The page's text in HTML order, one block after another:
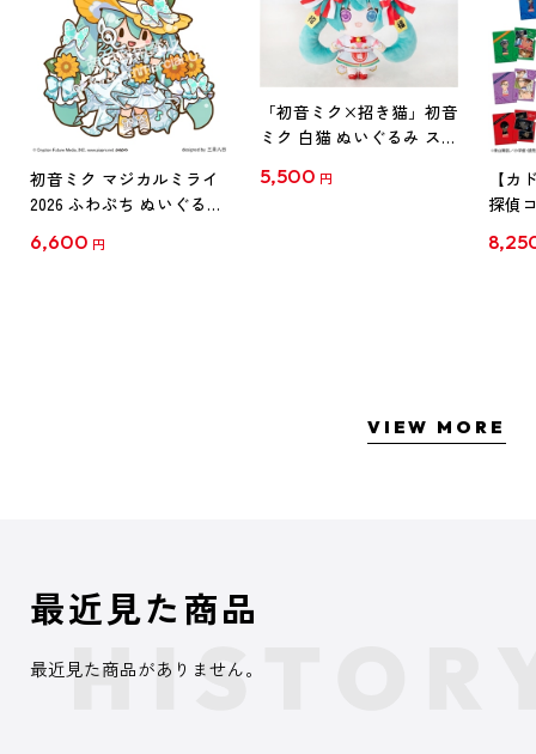
初音ミク マジカルミライ
2026 ふわぷち ぬいぐるみ
6,600 円
「初音ミク×招き猫」初音
ミク 白猫 ぬいぐるみ スタ
5,500 円
【カ
探偵
クリ
VIEW MORE
最近見た商品
最近見た商品がありません。